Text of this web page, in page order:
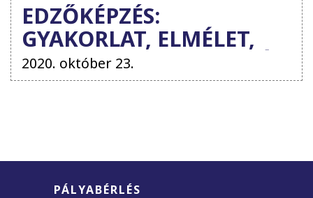
EDZŐKÉPZÉS:
GYAKORLAT, ELMÉLET,
KLUBRENDSZER, FIZETÉS
2020. október 23.
PÁLYABÉRLÉS